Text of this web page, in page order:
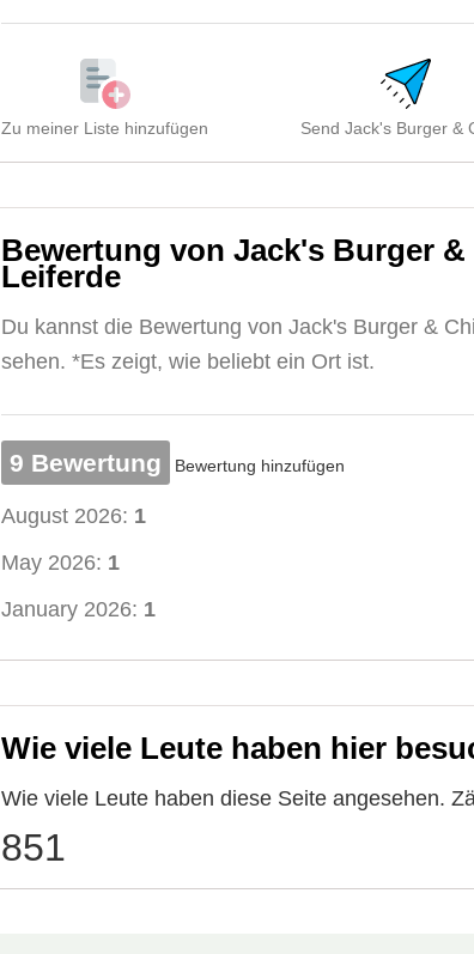
Zu meiner Liste hinzufügen Send Jack's Burger &
Bewertung von Jack's Burger
Leiferde
Du kannst die Bewertung von Jack's Burger &
sehen. *Es zeigt, wie beliebt ein Ort ist.
9 Bewertung Bewertung hinzufügen
August 2026: 1
May 2026: 1
January 2026: 1
Wie viele Leute haben hier
Wie viele Leute haben diese Seite angesehen.
851